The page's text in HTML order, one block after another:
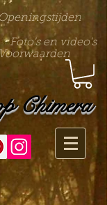
Openingstijden
Foto's en video's
Chimera